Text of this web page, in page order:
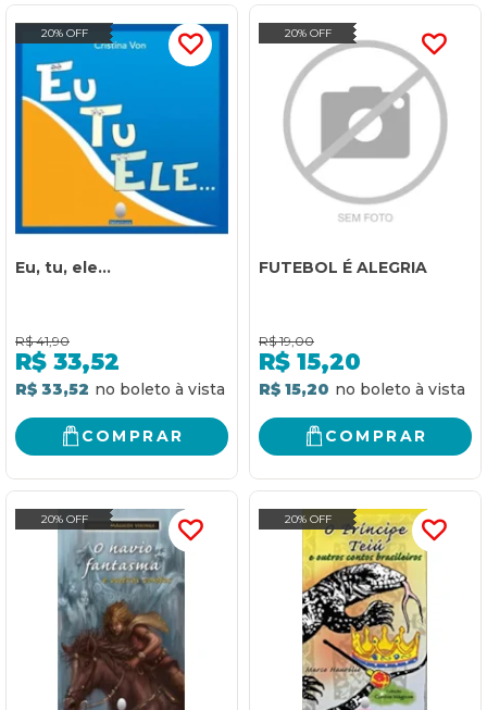
20% OFF
Eu, tu, ele...
R$ 41,90
R$ 33,52
R$ 33,52
COMPRAR
20% OFF
FUTEBOL É ALEGRIA
R$ 19,00
R$ 15,20
R$ 15,20
COMPRAR
20% OFF 20% OFF